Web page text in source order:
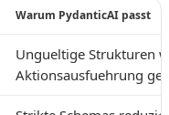
Warum PydanticAI passt
Ungueltige Strukturen
Aktionsausfuehrung